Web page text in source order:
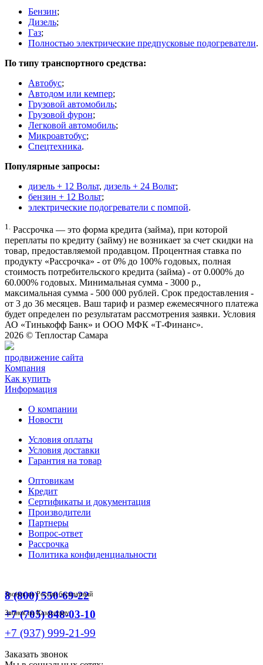
Бензин;
Дизель;
Газ;
Полностью электрические предпусковые подогреватели.
По типу транспортного средства:
Автобус;
Автодом или кемпер;
Грузовой автомобиль;
Грузовой фурон;
Легковой автомобиль;
Микроавтобус;
Спецтехника.
Популярные запросы:
дизель + 12 Вольт, дизель + 24 Вольт;
бензин + 12 Вольт;
электрические подогреватели с помпой.
1. Рассрочка — это форма кредита (займа), при которой
переплаты по кредиту (займу) не возникает за счет скидки на
товар, предоставляемой продавцом. Процентная ставка по
продукту «Рассрочка» - от 0% до 100% годовых, полная
стоимость потребительского кредита (займа) - от 0.000% до
60.000% годовых. Минимальная сумма - 3000 р.,
максимальная сумма - 500 000 рублей. Срок предоставления -
от 3 до 36 месяцев. Ваш тариф и размер ежемесячного платежа
будет определен по результатам рассмотрения заявки. Условия
АО «Тинькофф Банк» и ООО МФК «Т-Финанс».
2026 © Теплостар Самара
продвижение сайта
Компания
Как купить
Информация
О компании
Новости
Условия оплаты
Условия доставки
Гарантия на товар
Оптовикам
Кредит
Сертификаты и документация
Производители
Партнеры
Вопрос-ответ
Рассрочка
Политика конфиденциальности
8 (800) 550-69-22
Звонок по России бесплатный
+7 (705) 848-03-10
Звонок по Казахстану
+7 (937) 999-21-99
Заказать звонок